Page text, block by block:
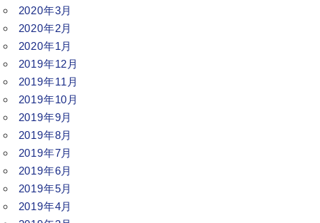
2020年3月
2020年2月
2020年1月
2019年12月
2019年11月
2019年10月
2019年9月
2019年8月
2019年7月
2019年6月
2019年5月
2019年4月